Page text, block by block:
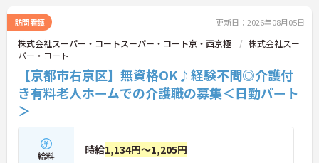
けて資格取得に挑戦できます。
◆法人独自の介護技術認定制度「ケアマイスター」
により、身につけたスキルを5段階でしっかり評価
し手当で還元。さらに「目標管理シート」を用いた
月1回の上司との面談があり、一人ひとりの不安や
目標に寄り添う手厚いフォロー体制が整っていま
す。
訪問看護 更新日：2026年08月05日
株式会社スーパー・コートスーパー・コート京・西京極
株式会社スー
パー・コート
【京都市右京区】無資格OK♪経験不問◎介護付
き有料老人ホームでの介護職の募集＜日勤パート
＞
給料 時給1,134円～1,205円